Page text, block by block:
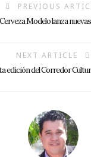
PREVIOUS
Cerveza Modelo lanza
NEXT ARTICLE
edición del Corredor